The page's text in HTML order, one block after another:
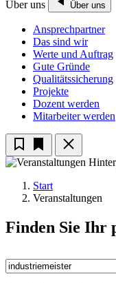
Über uns Über uns
Ansprechpartner
Das sind wir
Werte und Auftrag
Gute Gründe
Qualitätssicherung
Projekte
Dozent werden
Mitarbeiter werden
Start
Veranstaltungen
Finden Sie Ihr